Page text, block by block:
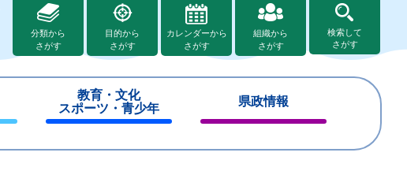
分類から
さがす
目的から
さがす
カレンダーから
さがす
組織から
さがす
検索して
さがす
教育・文化
スポーツ・青少年
じ
県政情報
じ